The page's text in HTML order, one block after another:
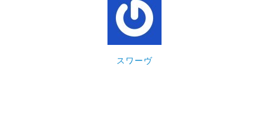
スワーヴ